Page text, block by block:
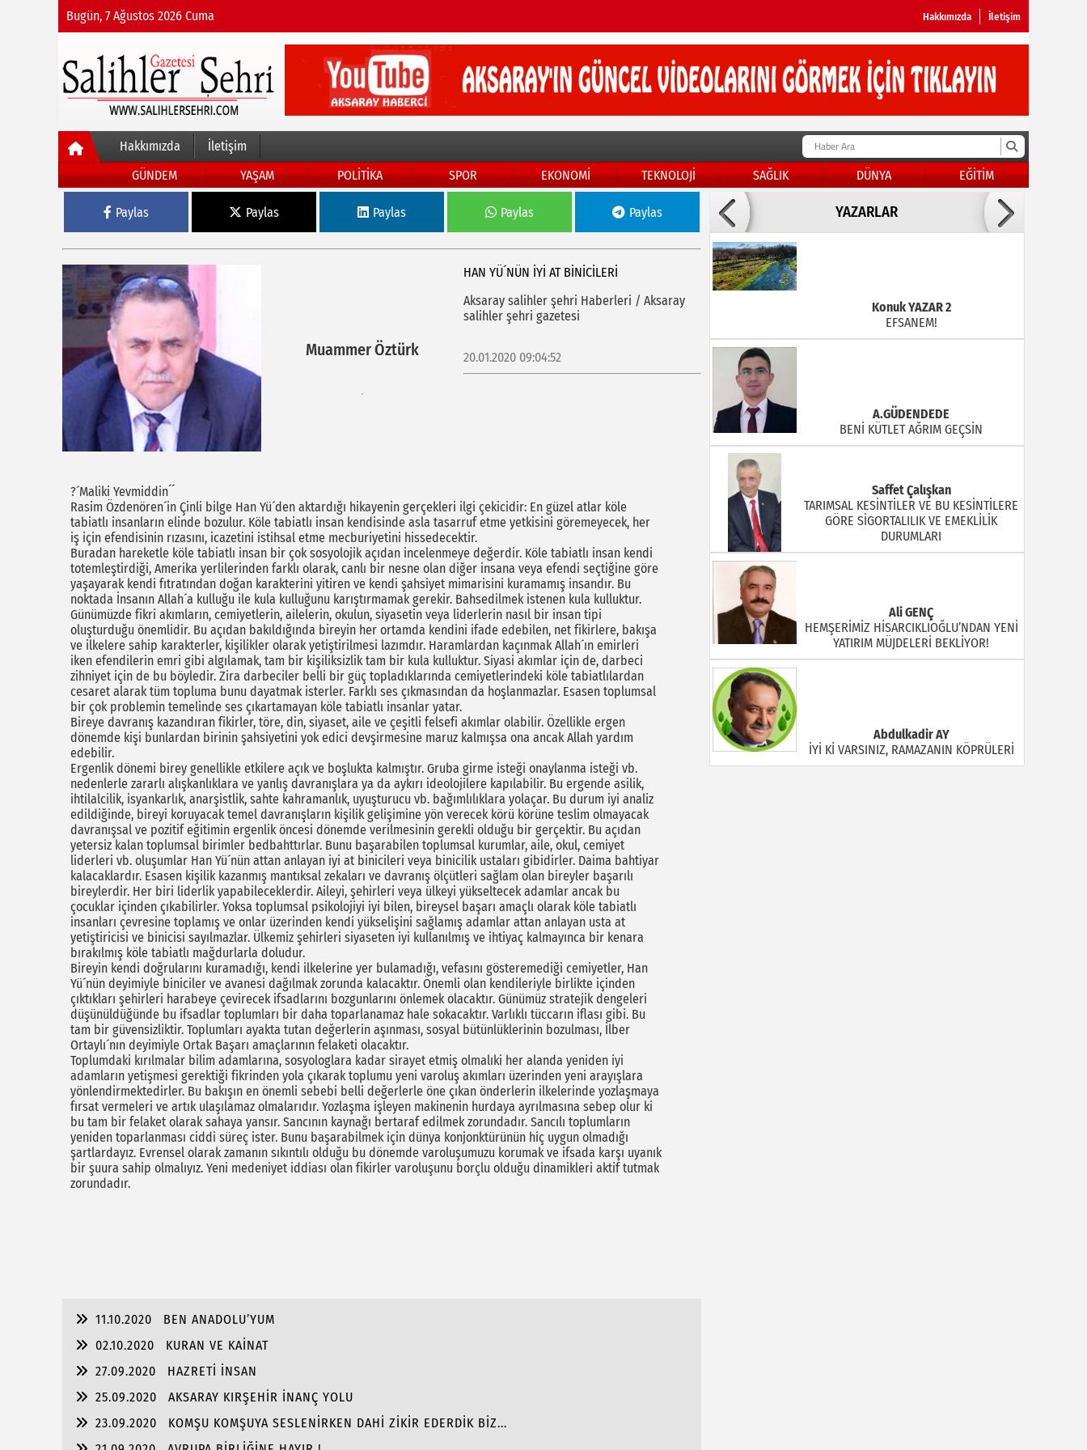
Bugün, 7 Ağustos 2026 Cuma Hakkımızda İletişim
Hakkımızda
İletişim
GÜNDEM
YAŞAM POLİTİKA SPOR EKONOMİ TEKNOLOJİ SAĞLIK DÜNYA EĞİTİM
Paylas Paylas Paylas Paylas Paylas
Muammer Öztürk
HAN YÜ´NÜN İYİ AT BİNİCİLERİ
Aksaray salihler şehri Haberleri / Aksaray
salihler şehri gazetesi
20.01.2020 09:04:52
?´Maliki Yevmiddin´´
Rasim Özdenören´in Çinli bilge Han Yü´den aktardığı hikayenin gerçekleri ilgi çekicidir: En güzel atlar köle
tabiatlı insanların elinde bozulur. Köle tabiatlı insan kendisinde asla tasarruf etme yetkisini göremeyecek, her
iş için efendisinin rızasını, icazetini istihsal etme mecburiyetini hissedecektir.
Buradan hareketle köle tabiatlı insan bir çok sosyolojik açıdan incelenmeye değerdir. Köle tabiatlı insan kendi
totemleştirdiği, Amerika yerlilerinden farklı olarak, canlı bir nesne olan diğer insana veya efendi seçtiğine göre
yaşayarak kendi fıtratından doğan karakterini yitiren ve kendi şahsiyet mimarisini kuramamış insandır. Bu
noktada İnsanın Allah´a kulluğu ile kula kulluğunu karıştırmamak gerekir. Bahsedilmek istenen kula kulluktur.
Günümüzde fikri akımların, cemiyetlerin, ailelerin, okulun, siyasetin veya liderlerin nasıl bir insan tipi
oluşturduğu önemlidir. Bu açıdan bakıldığında bireyin her ortamda kendini ifade edebilen, net fikirlere, bakışa
ve ilkelere sahip karakterler, kişilikler olarak yetiştirilmesi lazımdır. Haramlardan kaçınmak Allah´ın emirleri
iken efendilerin emri gibi algılamak, tam bir kişiliksizlik tam bir kula kulluktur. Siyasi akımlar için de, darbeci
zihniyet için de bu böyledir. Zira darbeciler belli bir güç topladıklarında cemiyetlerindeki köle tabiatlılardan
cesaret alarak tüm topluma bunu dayatmak isterler. Farklı ses çıkmasından da hoşlanmazlar. Esasen toplumsal
bir çok problemin temelinde ses çıkartamayan köle tabiatlı insanlar yatar.
Bireye davranış kazandıran fikirler, töre, din, siyaset, aile ve çeşitli felsefi akımlar olabilir. Özellikle ergen
dönemde kişi bunlardan birinin şahsiyetini yok edici devşirmesine maruz kalmışsa ona ancak Allah yardım
edebilir.
Ergenlik dönemi birey genellikle etkilere açık ve boşlukta kalmıştır. Gruba girme isteği onaylanma isteği vb.
nedenlerle zararlı alışkanlıklara ve yanlış davranışlara ya da aykırı ideolojilere kapılabilir. Bu ergende asilik,
ihtilalcilik, isyankarlık, anarşistlik, sahte kahramanlık, uyuşturucu vb. bağımlılıklara yolaçar. Bu durum iyi analiz
edildiğinde, bireyi koruyacak temel davranışların kişilik gelişimine yön verecek körü körüne teslim olmayacak
davranışsal ve pozitif eğitimin ergenlik öncesi dönemde verilmesinin gerekli olduğu bir gerçektir. Bu açıdan
yetersiz kalan toplumsal birimler bedbahttırlar. Bunu başarabilen toplumsal kurumlar, aile, okul, cemiyet
liderleri vb. oluşumlar Han Yü´nün attan anlayan iyi at binicileri veya binicilik ustaları gibidirler. Daima bahtiyar
kalacaklardır. Esasen kişilik kazanmış mantıksal zekaları ve davranış ölçütleri sağlam olan bireyler başarılı
bireylerdir. Her biri liderlik yapabileceklerdir. Aileyi, şehirleri veya ülkeyi yükseltecek adamlar ancak bu
çocuklar içinden çıkabilirler. Yoksa toplumsal psikolojiyi iyi bilen, bireysel başarı amaçlı olarak köle tabiatlı
insanları çevresine toplamış ve onlar üzerinden kendi yükselişini sağlamış adamlar attan anlayan usta at
yetiştiricisi ve binicisi sayılmazlar. Ülkemiz şehirleri siyaseten iyi kullanılmış ve ihtiyaç kalmayınca bir kenara
bırakılmış köle tabiatlı mağdurlarla doludur.
Bireyin kendi doğrularını kuramadığı, kendi ilkelerine yer bulamadığı, vefasını gösteremediği cemiyetler, Han
Yü´nün deyimiyle biniciler ve avanesi dağılmak zorunda kalacaktır. Önemli olan kendileriyle birlikte içinden
çıktıkları şehirleri harabeye çevirecek ifsadlarını bozgunlarını önlemek olacaktır. Günümüz stratejik dengeleri
düşünüldüğünde bu ifsadlar toplumları bir daha toparlanamaz hale sokacaktır. Varlıklı tüccarın iflası gibi. Bu
tam bir güvensizliktir. Toplumları ayakta tutan değerlerin aşınması, sosyal bütünlüklerinin bozulması, İlber
Ortaylı´nın deyimiyle Ortak Başarı amaçlarının felaketi olacaktır.
Toplumdaki kırılmalar bilim adamlarına, sosyologlara kadar sirayet etmiş olmalıki her alanda yeniden iyi
adamların yetişmesi gerektiği fikrinden yola çıkarak toplumu yeni varoluş akımları üzerinden yeni arayışlara
yönlendirmektedirler. Bu bakışın en önemli sebebi belli değerlerle öne çıkan önderlerin ilkelerinde yozlaşmaya
fırsat vermeleri ve artık ulaşılamaz olmalarıdır. Yozlaşma işleyen makinenin hurdaya ayrılmasına sebep olur ki
bu tam bir felaket olarak sahaya yansır. Sancının kaynağı bertaraf edilmek zorundadır. Sancılı toplumların
yeniden toparlanması ciddi süreç ister. Bunu başarabilmek için dünya konjonktürünün hiç uygun olmadığı
şartlardayız. Evrensel olarak zamanın sıkıntılı olduğu bu dönemde varoluşumuzu korumak ve ifsada karşı uyanık
bir şuura sahip olmalıyız. Yeni medeniyet iddiası olan fikirler varoluşunu borçlu olduğu dinamikleri aktif tutmak
zorundadır.
11.10.2020
BEN ANADOLU’YUM
02.10.2020
KURAN VE KAİNAT
27.09.2020
HAZRETİ İNSAN
25.09.2020
AKSARAY KIRŞEHİR İNANÇ YOLU
23.09.2020
KOMŞU KOMŞUYA SESLENİRKEN DAHİ ZİKİR EDERDİK BİZ...
YAZARLAR
KADER DİYEMEZSİN SEN KENDİN ETTİN
Konuk YAZAR 2
EFSANEM!
A.GÜDENDEDE
BENİ KÜTLET AĞRIM GEÇSİN
Saffet Çalışkan
TARIMSAL KESİNTİLER VE BU KESİNTİLERE
GÖRE SİGORTALILIK VE EMEKLİLİK
DURUMLARI
Ali GENÇ
HEMŞERİMİZ HİSARCIKLIOĞLU’NDAN YENİ
YATIRIM MÜJDELERİ BEKLİYOR!
Abdulkadir AY
İYİ Kİ VARSINIZ, RAMAZANIN KÖPRÜLERİ